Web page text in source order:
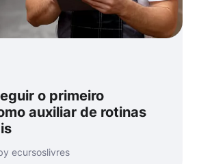
o primeiro
auxiliar de rotinas
ecursoslivres